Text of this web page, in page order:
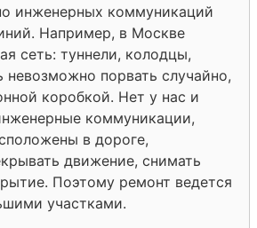
инженерных коммуникаций
Например, в Москве
сеть: туннели, колодцы,
невозможно порвать случайно,
коробкой. Нет у нас и
коммуникации,
в дороге,
движение, снимать
Поэтому ремонт ведется
участками.